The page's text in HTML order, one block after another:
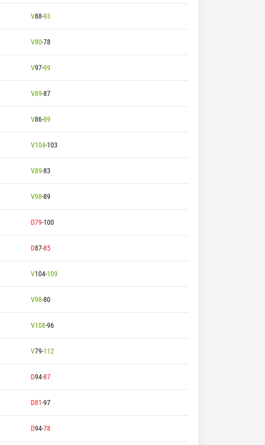
V88-93
V80-78
V97-99
V89-87
V86-89
V104-103
V89-83
V98-89
D79-100
D87-85
V104-109
V98-80
V108-96
V79-112
D94-87
D81-97
D94-78